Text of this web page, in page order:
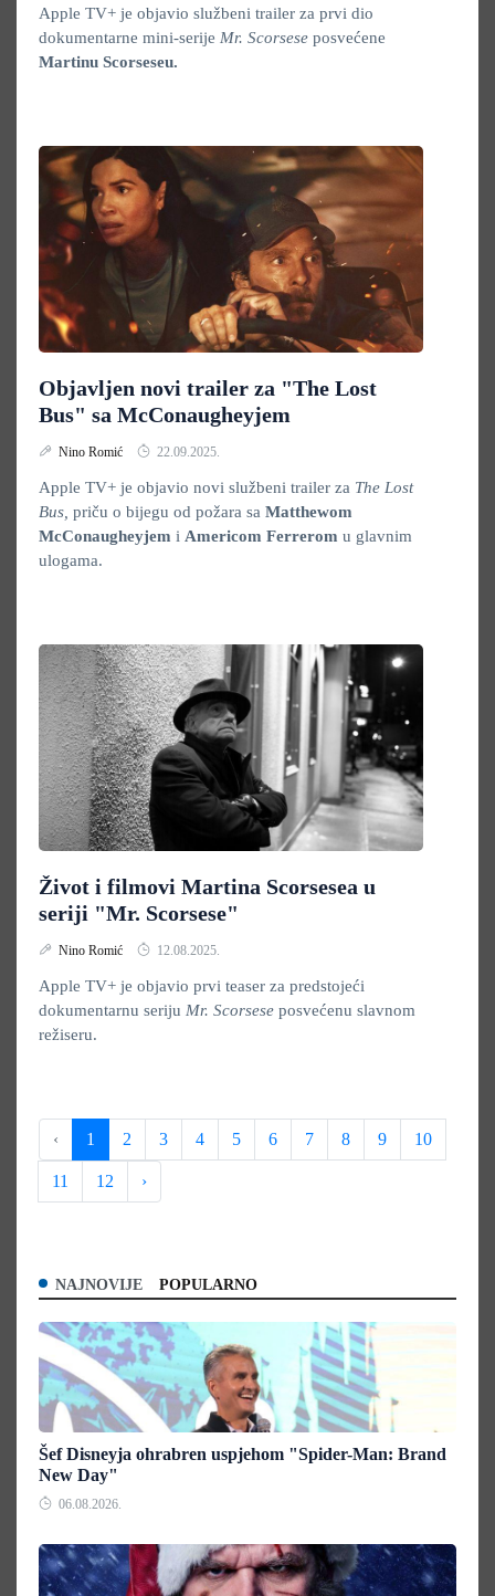
Apple TV+ je objavio službeni trailer za prvi dio
dokumentarne mini-serije Mr. Scorsese posvećene
Martinu Scorseseu.
Objavljen novi trailer za "The Lost
Bus" sa McConaugheyjem
Nino Romić 22.09.2025.
Apple TV+ je objavio novi službeni trailer za The Lost
Bus, priču o bijegu od požara sa Matthewom
McConaugheyjem i Americom Ferrerom u glavnim
ulogama.
Život i filmovi Martina Scorsesea u
seriji "Mr. Scorsese"
Nino Romić 12.08.2025.
Apple TV+ je objavio prvi teaser za predstojeći
dokumentarnu seriju Mr. Scorsese posvećenu slavnom
režiseru.
‹ 1 2 3 4 5 6 7 8 9 10
11 12 ›
NAJNOVIJE POPULARNO
Šef Disneyja ohrabren uspjehom "Spider-Man: Brand
New Day"
06.08.2026.